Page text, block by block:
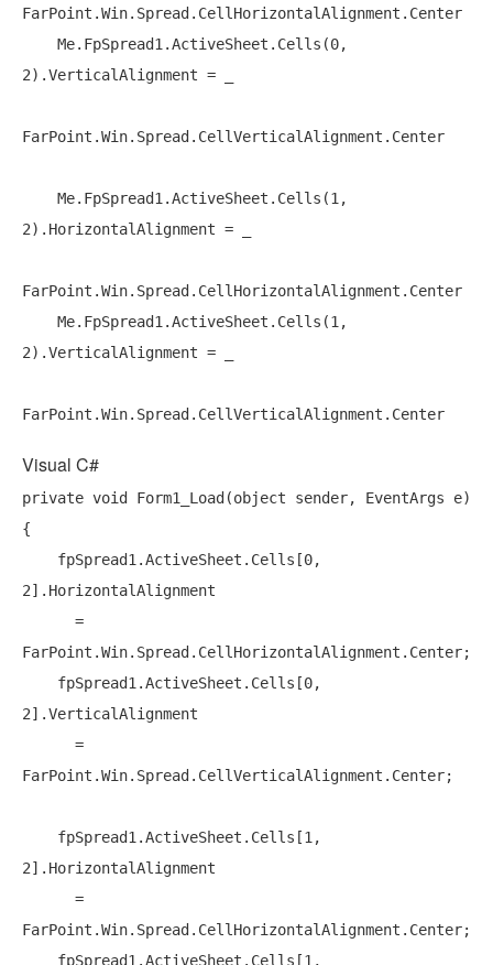
FarPoint.Win.Spread.CellHorizontalAlignment.Center
Me.FpSpread1.ActiveSheet.Cells(0,
2).VerticalAlignment = _
FarPoint.Win.Spread.CellVerticalAlignment.Center
Me.FpSpread1.ActiveSheet.Cells(1,
2).HorizontalAlignment = _
FarPoint.Win.Spread.CellHorizontalAlignment.Center
Me.FpSpread1.ActiveSheet.Cells(1,
2).VerticalAlignment = _
Visual C#
private void Form1_Load(object sender, EventArgs e)
{
2].HorizontalAlignment
FarPoint.Win.Spread.CellHorizontalAlignment.Center;
2].VerticalAlignment
FarPoint.Win.Spread.CellVerticalAlignment.Center;
2].HorizontalAlignment
FarPoint.Win.Spread.CellHorizontalAlignment.Center;